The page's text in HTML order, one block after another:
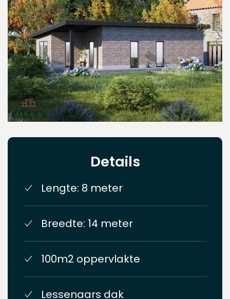
Details
Lengte: 8 meter
Breedte: 14 meter
100m2 oppervlakte
Lessenaars dak